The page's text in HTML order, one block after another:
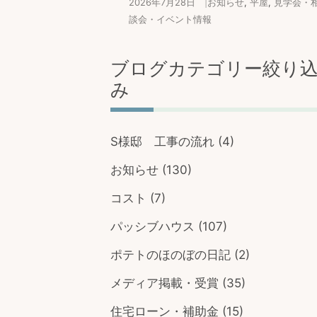
2026年7月28日 お知らせ, 平屋, 見学会・
談会・イベント情報
ブログカテゴリー絞り
み
S様邸 工事の流れ (4)
お知らせ (130)
コスト (7)
パッシブハウス (107)
ポテトのほのぼの日記 (2)
メディア掲載・受賞 (35)
住宅ローン・補助金 (15)